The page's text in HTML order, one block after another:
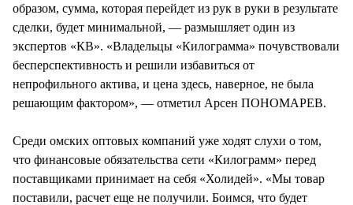
образом, сумма, которая перейдет из рук в руки в результате
сделки, будет минимальной, — размышляет один из
экспертов «КВ». «Владельцы «Килограмма» почувствовали
бесперспективность и решили избавиться от
непрофильного актива, и цена здесь, наверное, не была
решающим фактором», — отметил Арсен ПОНОМАРЕВ.
Среди омских оптовых компаний уже ходят слухи о том,
что финансовые обязательства сети «Килограмм» перед
поставщиками принимает на себя «Холидей». «Мы товар
поставили, расчет еще не получили. Боимся, что будет